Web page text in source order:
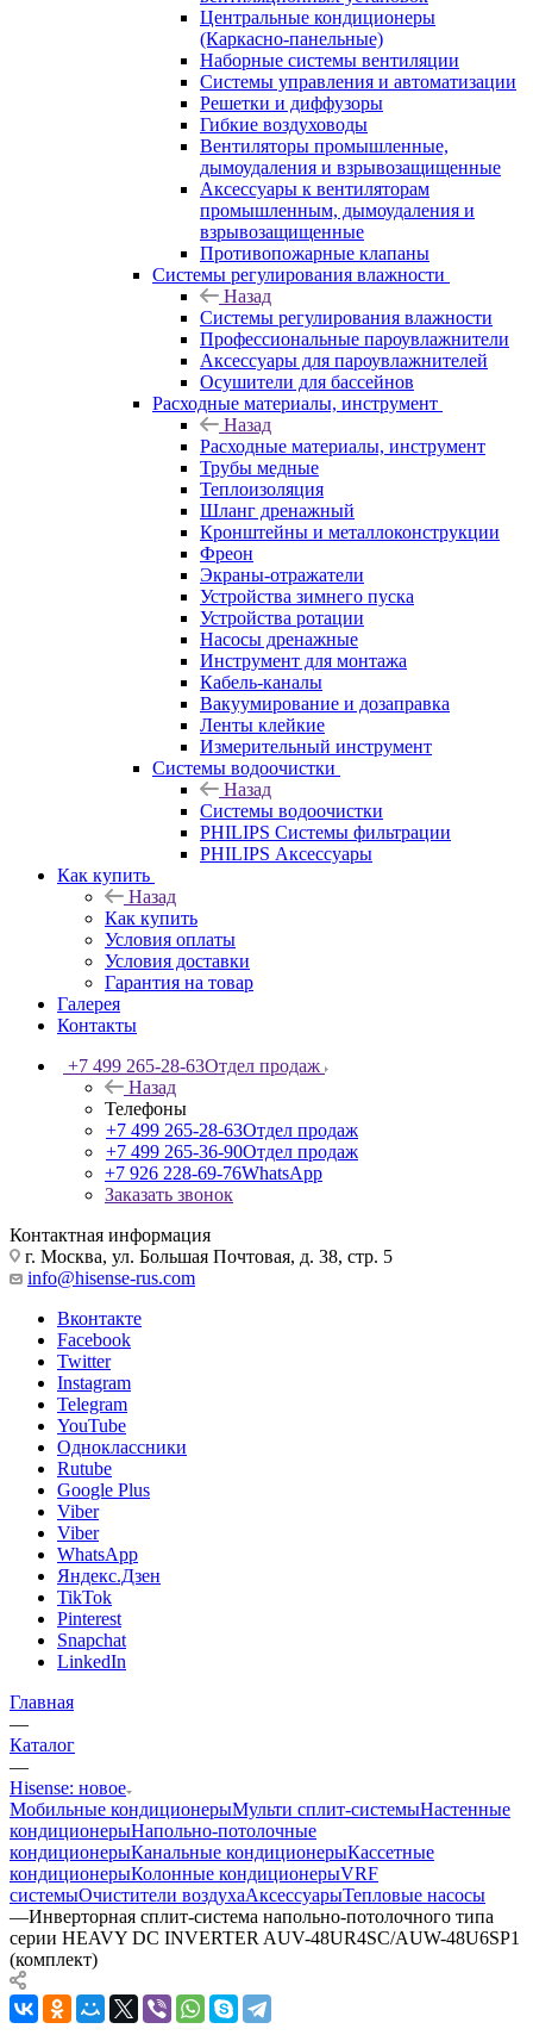
Центральные кондиционеры
(Каркасно-панельные)
Наборные системы вентиляции
Системы управления и автоматизации
Решетки и диффузоры
Гибкие воздуховоды
Вентиляторы промышленные,
дымоудаления и взрывозащищенные
Аксессуары к вентиляторам
промышленным, дымоудаления и
взрывозащищенные
Противопожарные клапаны
Системы регулирования влажности
Назад
Системы регулирования влажности
Профессиональные пароувлажнители
Аксессуары для пароувлажнителей
Осушители для бассейнов
Расходные материалы, инструмент
Назад
Расходные материалы, инструмент
Трубы медные
Теплоизоляция
Шланг дренажный
Кронштейны и металлоконструкции
Фреон
Экраны-отражатели
Устройства зимнего пуска
Устройства ротации
Насосы дренажные
Инструмент для монтажа
Кабель-каналы
Вакуумирование и дозаправка
Ленты клейкие
Измерительный инструмент
Системы водоочистки
Назад
Системы водоочистки
PHILIPS Системы фильтрации
PHILIPS Аксессуары
Как купить
Назад
Как купить
Условия оплаты
Условия доставки
Гарантия на товар
Галерея
Контакты
+7 499 265-28-63Отдел продаж
Назад
Телефоны
+7 499 265-28-63Отдел продаж
+7 499 265-36-90Отдел продаж
+7 926 228-69-76WhatsApp
Заказать звонок
Контактная информация
г. Москва, ул. Большая Почтовая, д. 38, стр. 5
info@hisense-rus.com
Вконтакте
Facebook
Twitter
Instagram
Telegram
YouTube
Одноклассники
Rutube
Google Plus
Viber
Viber
WhatsApp
Яндекс.Дзен
TikTok
Pinterest
Snapchat
LinkedIn
Главная
—
Каталог
—
Hisense: новое
Мобильные кондиционерыМульти сплит-системыНастенные
кондиционерыНапольно-потолочные
кондиционерыКанальные кондиционерыКассетные
кондиционерыКолонные кондиционерыVRF
системыОчистители воздухаАксессуарыТепловые насосы
—Инверторная сплит-система напольно-потолочного типа
серии HEAVY DC INVERTER AUV-48UR4SC/AUW-48U6SP1
(комплект)